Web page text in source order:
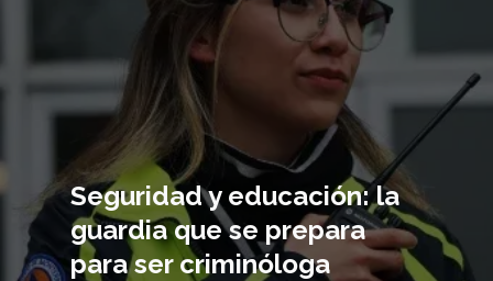
Seguridad y educación: la
guardia que se prepara
para ser criminóloga